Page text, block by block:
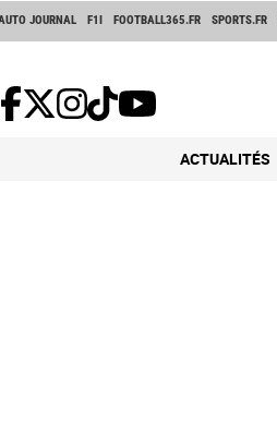
JOURNAL F1I FOOTBALL365.FR SPORTS.FR
ACTUALITÉS